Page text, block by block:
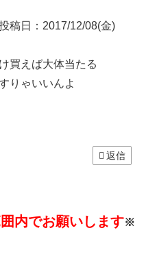
稿日：2017/12/08(金)
買えば大体当たる
りゃいいんよ
返信
内でお願いします※